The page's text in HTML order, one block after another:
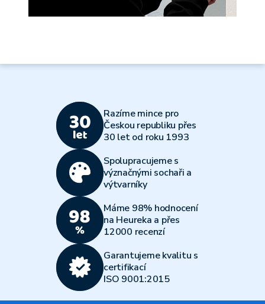
Razíme mince pro
Českou republiku přes
30 let od roku 1993
Spolupracujeme s
význačnými sochaři a
výtvarníky
Máme 98% hodnocení
na Heureka a přes
12000 recenzí
Garantujeme kvalitu s
certifikací
ISO 9001:2015